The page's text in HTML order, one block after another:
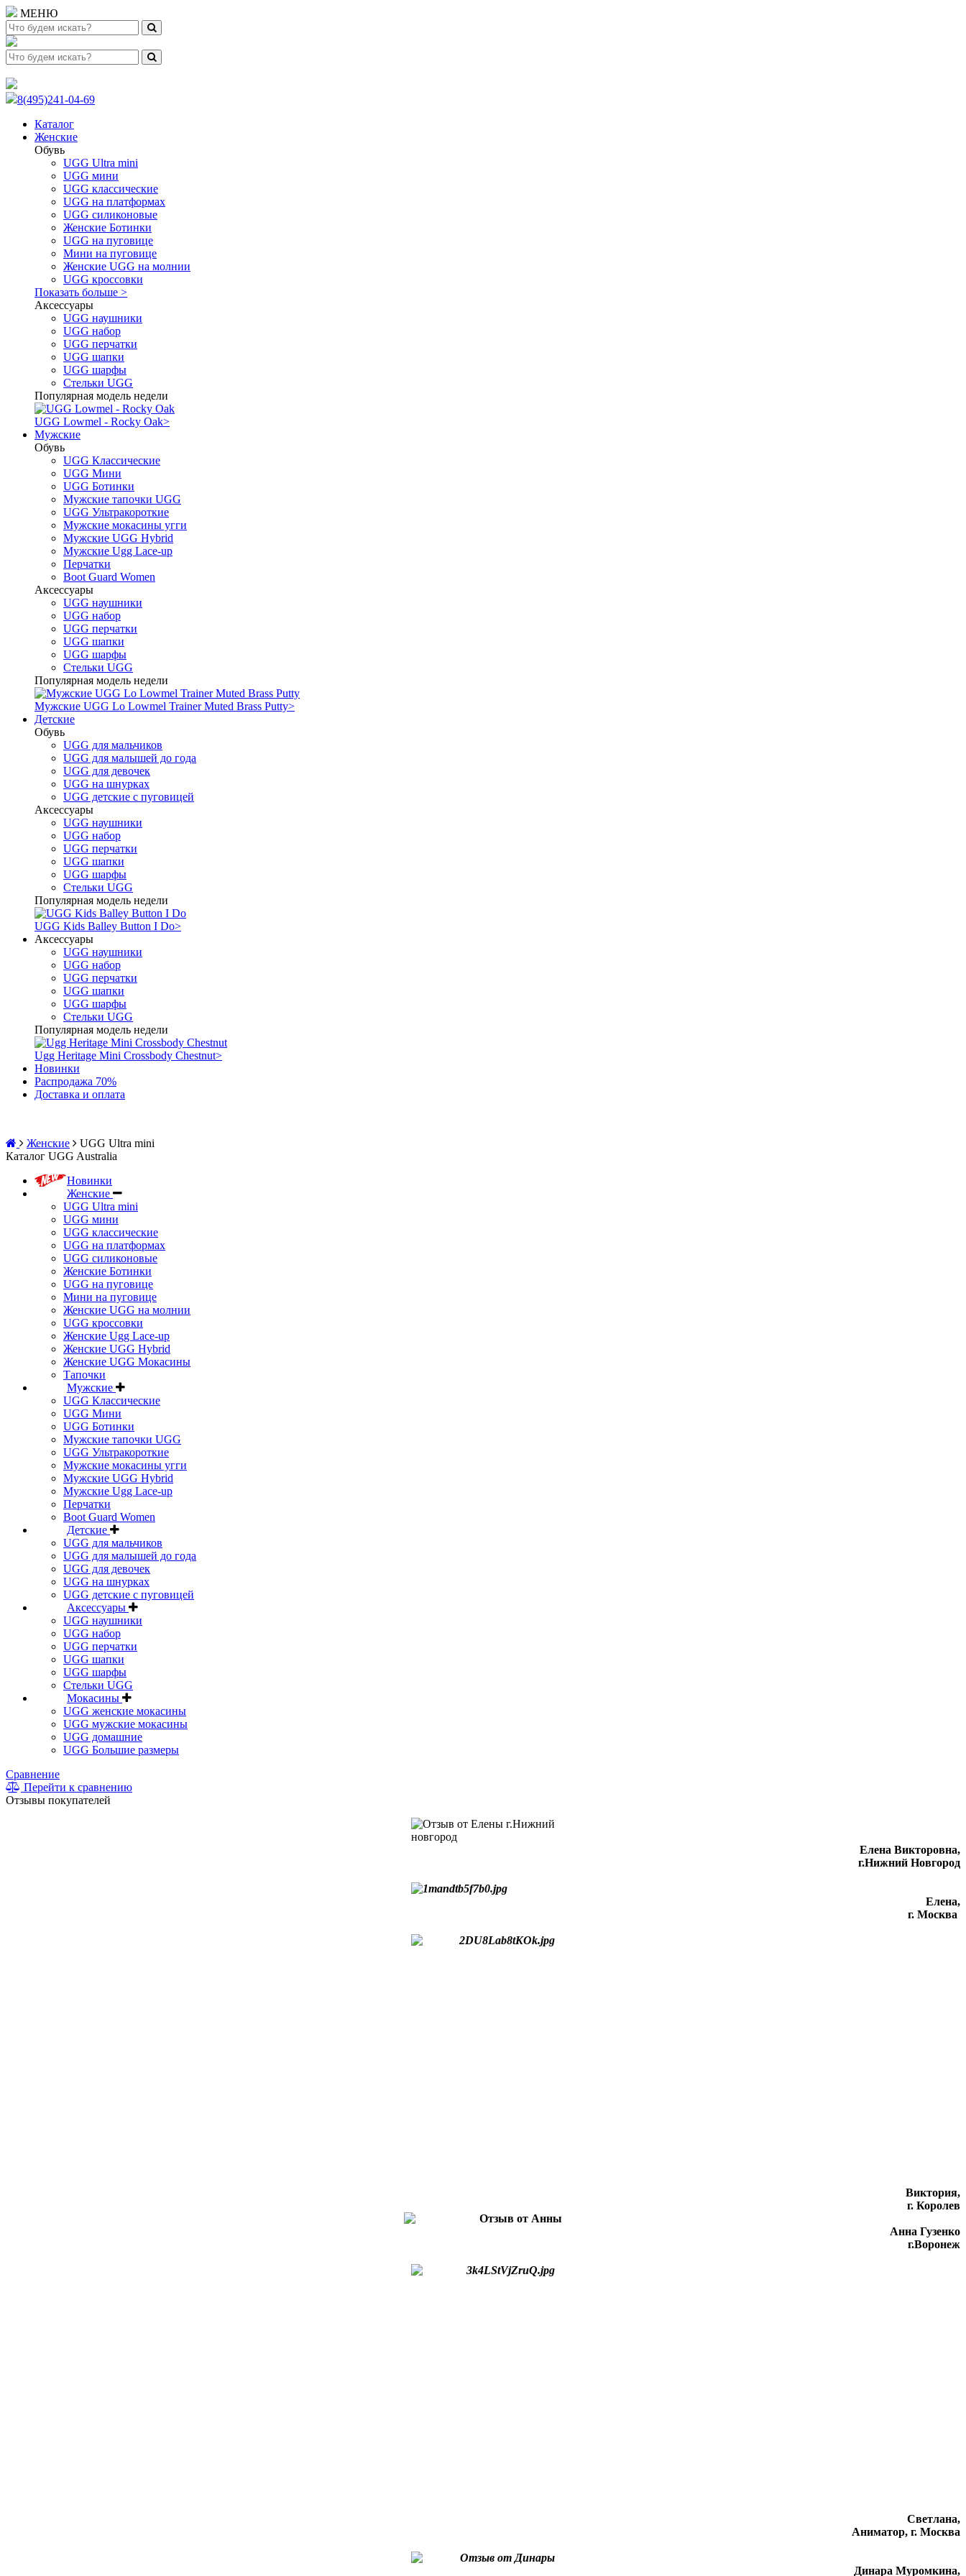
МЕНЮ
8(495)241-04-69
Каталог
Женские
Обувь
UGG Ultra mini
UGG мини
UGG классические
UGG на платформах
UGG силиконовые
Женские Ботинки
UGG на пуговице
Мини на пуговице
Женские UGG на молнии
UGG кроссовки
Показать больше >
Аксессуары
UGG наушники
UGG набор
UGG перчатки
UGG шапки
UGG шарфы
Стельки UGG
Популярная модель недели
UGG Lowmel - Rocky Oak>
Мужские
Обувь
UGG Классические
UGG Мини
UGG Ботинки
Мужские тапочки UGG
UGG Ультракороткие
Мужские мокасины угги
Мужские UGG Hybrid
Мужские Ugg Lace-up
Перчатки
Boot Guard Women
Аксессуары
UGG наушники
UGG набор
UGG перчатки
UGG шапки
UGG шарфы
Стельки UGG
Популярная модель недели
Мужские UGG Lo Lowmel Trainer Muted Brass Putty>
Детские
Обувь
UGG для мальчиков
UGG для малышей до года
UGG для девочек
UGG на шнурках
UGG детские с пуговицей
Аксессуары
UGG наушники
UGG набор
UGG перчатки
UGG шапки
UGG шарфы
Стельки UGG
Популярная модель недели
UGG Kids Balley Button I Do>
Аксессуары
UGG наушники
UGG набор
UGG перчатки
UGG шапки
UGG шарфы
Стельки UGG
Популярная модель недели
Ugg Heritage Mini Crossbody Chestnut>
Новинки
Распродажа 70%
Доставка и оплата
Женские
UGG Ultra mini
Каталог UGG Australia
Новинки
Женские
UGG Ultra mini
UGG мини
UGG классические
UGG на платформах
UGG силиконовые
Женские Ботинки
UGG на пуговице
Мини на пуговице
Женские UGG на молнии
UGG кроссовки
Женские Ugg Lace-up
Женские UGG Hybrid
Женские UGG Мокасины
Тапочки
Мужские
UGG Классические
UGG Мини
UGG Ботинки
Мужские тапочки UGG
UGG Ультракороткие
Мужские мокасины угги
Мужские UGG Hybrid
Мужские Ugg Lace-up
Перчатки
Boot Guard Women
Детские
UGG для мальчиков
UGG для малышей до года
UGG для девочек
UGG на шнурках
UGG детские с пуговицей
Аксессуары
UGG наушники
UGG набор
UGG перчатки
UGG шапки
UGG шарфы
Стельки UGG
Мокасины
UGG женские мокасины
UGG мужские мокасины
UGG домашние
UGG Большие размеры
Сравнение
Перейти к сравнению
Отзывы покупателей
Елена Викторовна,
г.Нижний Новгород
Елена,
г. Москва
Виктория,
г. Королев
Анна Гузенко
г.Воронеж
Светлана,
Аниматор, г. Москва
Динара Муромкина,